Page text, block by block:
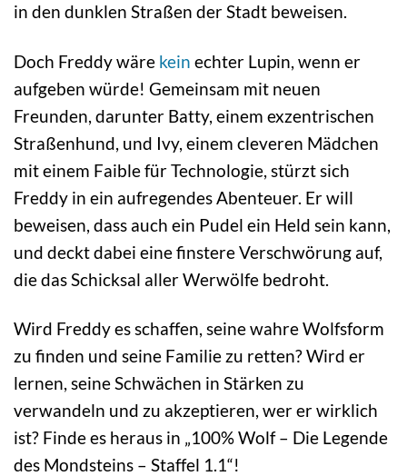
in den dunklen Straßen der Stadt beweisen.
Doch Freddy wäre kein echter Lupin, wenn er
aufgeben würde! Gemeinsam mit neuen
Freunden, darunter Batty, einem exzentrischen
Straßenhund, und Ivy, einem cleveren Mädchen
mit einem Faible für Technologie, stürzt sich
Freddy in ein aufregendes Abenteuer. Er will
beweisen, dass auch ein Pudel ein Held sein kann,
und deckt dabei eine finstere Verschwörung auf,
die das Schicksal aller Werwölfe bedroht.
Wird Freddy es schaffen, seine wahre Wolfsform
zu finden und seine Familie zu retten? Wird er
lernen, seine Schwächen in Stärken zu
verwandeln und zu akzeptieren, wer er wirklich
ist? Finde es heraus in „100% Wolf – Die Legende
des Mondsteins – Staffel 1.1“!